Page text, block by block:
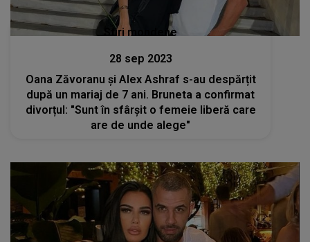
Stiri mondene
28 sep 2023
Oana Zăvoranu și Alex Ashraf s-au despărțit
după un mariaj de 7 ani. Bruneta a confirmat
divorțul: "Sunt în sfârșit o femeie liberă care
are de unde alege"